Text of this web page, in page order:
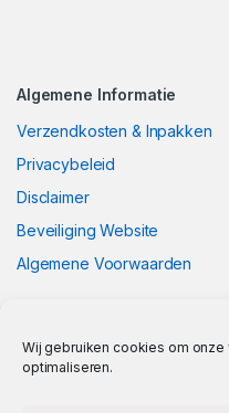
Wij gebruiken cookies om
optimaliseren.
Algemene Informatie
Verzendkosten & Inpakken
Privacybeleid
Disclaimer
Beveiliging Website
Algemene Voorwaarden